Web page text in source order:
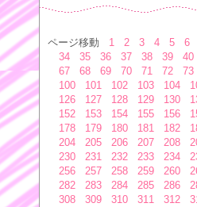
ページ移動
1 2 3 4 5 6
34
35 36 37 38 39 40
67
68 69 70 71 72 73
100
101 102 103 104
126
127 128 129 130
152
153 154 155 156
178
179 180 181 182
204
205 206 207 208
230
231 232 233 234
256
257 258 259 260
282
283 284 285 286
308
309 310 311 312